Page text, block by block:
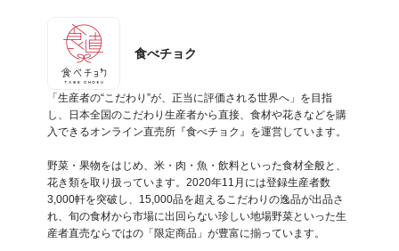
食べチョク
「生産者の“こだわり”が、正当に評価される世界へ」を目指
し、日本全国のこだわり⽣産者から直接、⾷材や花きなどを購
⼊できるオンライン直売所『食べチョク』を運営しています。
野菜・果物をはじめ、米・⾁・⿂・飲料といった⾷材全般と、
花き類を取り扱っています。2020年11⽉には登録⽣産者数
3,000軒を突破し、15,000品を超えるこだわりの逸品が出品さ
れ、旬の食材から市場に出回らない珍しい地場野菜といった生
産者直売ならではの「限定商品」が豊富に揃っています。